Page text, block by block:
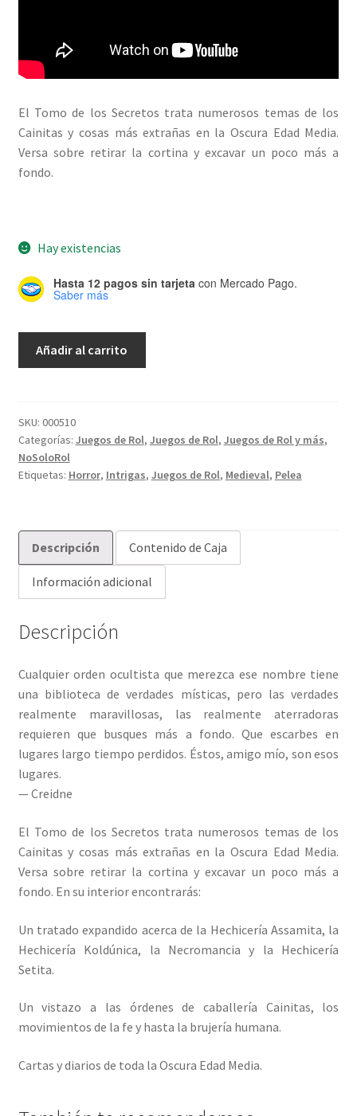
El Tomo de los Secretos trata numerosos temas de los
Cainitas y cosas más extrañas en la Oscura Edad Media.
Versa sobre retirar la cortina y excavar un poco más a
fondo.
Hay existencias
Hasta 12 pagos sin tarjeta con Mercado Pago.
Saber más
Tomo
de
los
Secretos
Añadir al carrito
SKU: 000510
Categorías: Juegos de Rol, Juegos de Rol, Juegos de Rol y más,
NoSoloRol
Etiquetas: Horror, Intrigas, Juegos de Rol, Medieval, Pelea
Descripción Contenido de Caja
Información adicional
Descripción
Cualquier orden ocultista que merezca ese nombre tiene
una biblioteca de verdades místicas, pero las verdades
realmente maravillosas, las realmente aterradoras
requieren que busques más a fondo. Que escarbes en
lugares largo tiempo perdidos. Éstos, amigo mío, son esos
lugares.
— Creidne
El Tomo de los Secretos trata numerosos temas de los
Cainitas y cosas más extrañas en la Oscura Edad Media.
Versa sobre retirar la cortina y excavar un poco más a
fondo. En su interior encontrarás:
Un tratado expandido acerca de la Hechicería Assamita, la
Hechicería Koldúnica, la Necromancia y la Hechicería
Setita.
Un vistazo a las órdenes de caballería Cainitas, los
movimientos de la fe y hasta la brujería humana.
Cartas y diarios de toda la Oscura Edad Media.